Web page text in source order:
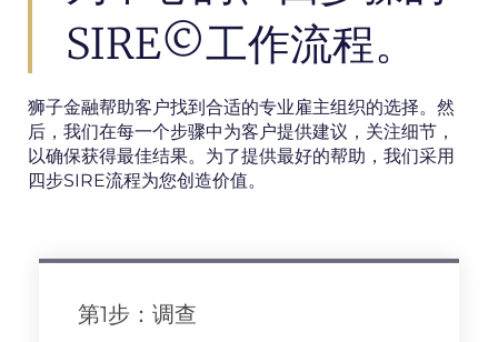
SIRE©工作流程。
狮子金融帮助客户找到合适的专业雇主组织的选择。然
后，我们在每一个步骤中为客户提供建议，关注细节，
以确保获得最佳结果。为了提供最好的帮助，我们采用
四步SIRE流程为您创造价值。
第1步：调查